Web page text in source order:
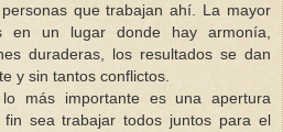
que trabajan ahí. La mayor
en un lugar donde hay armonía,
duraderas, los resultados se dan
y sin tantos conflictos.
más importante es una apertura
sea trabajar todos juntos para el